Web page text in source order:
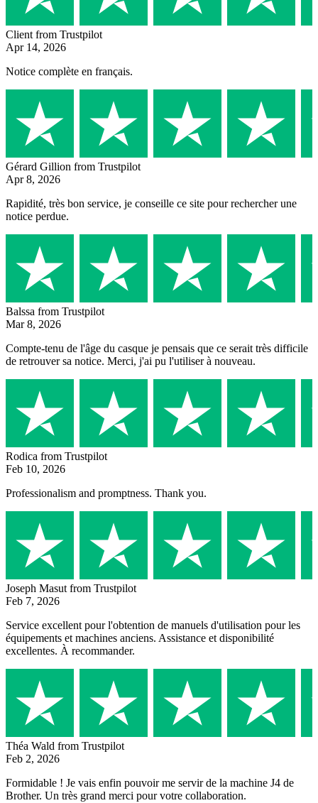
Client from Trustpilot
Apr 14, 2026
Notice complète en français.
Gérard Gillion from Trustpilot
Apr 8, 2026
Rapidité, très bon service, je conseille ce site pour rechercher une
notice perdue.
Balssa from Trustpilot
Mar 8, 2026
Compte-tenu de l'âge du casque je pensais que ce serait très difficile
de retrouver sa notice. Merci, j'ai pu l'utiliser à nouveau.
Rodica from Trustpilot
Feb 10, 2026
Professionalism and promptness. Thank you.
Joseph Masut from Trustpilot
Feb 7, 2026
Service excellent pour l'obtention de manuels d'utilisation pour les
équipements et machines anciens. Assistance et disponibilité
excellentes. À recommander.
Théa Wald from Trustpilot
Feb 2, 2026
Formidable ! Je vais enfin pouvoir me servir de la machine J4 de
Brother. Un très grand merci pour votre collaboration.